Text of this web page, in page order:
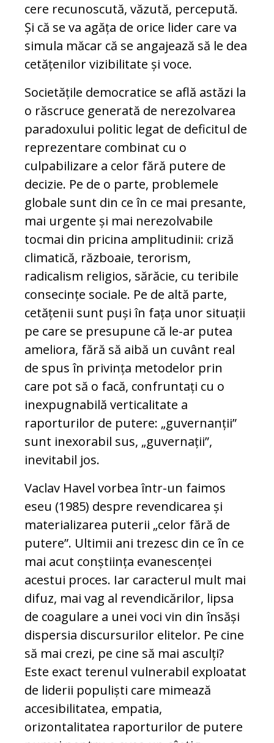
cere recunoscută, văzută, percepută.
Și că se va agăța de orice lider care va
simula măcar că se angajează să le dea
cetățenilor vizibilitate și voce.
Societățile democratice se află astăzi la
o răscruce generată de nerezolvarea
paradoxului politic legat de deficitul de
reprezentare combinat cu o
culpabilizare a celor fără putere de
decizie. Pe de o parte, problemele
globale sunt din ce în ce mai presante,
mai urgente și mai nerezolvabile
tocmai din pricina amplitudinii: criză
climatică, războaie, terorism,
radicalism religios, sărăcie, cu teribile
consecințe sociale. Pe de altă parte,
cetățenii sunt puși în fața unor situații
pe care se presupune că le-ar putea
ameliora, fără să aibă un cuvânt real
de spus în privința metodelor prin
care pot să o facă, confruntați cu o
inexpugnabilă verticalitate a
raporturilor de putere: „guvernanții”
sunt inexorabil sus, „guvernații”,
inevitabil jos.
Vaclav Havel vorbea într-un faimos
eseu (1985) despre revendicarea și
materializarea puterii „celor fără de
putere”. Ultimii ani trezesc din ce în ce
mai acut conștiința evanescenței
acestui proces. Iar caracterul mult mai
difuz, mai vag al revendicărilor, lipsa
de coagulare a unei voci vin din însăși
dispersia discursurilor elitelor. Pe cine
să mai crezi, pe cine să mai asculți?
Este exact terenul vulnerabil exploatat
de liderii populiști care mimează
accesibilitatea, empatia,
orizontalitatea raporturilor de putere